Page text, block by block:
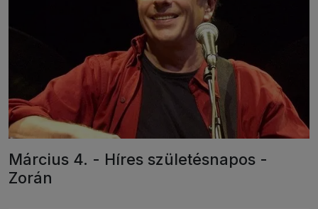
Március 4. - Híres születésnapos -
Zorán